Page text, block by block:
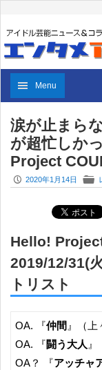
Menu
涙が止まら
が超忙しか
Project
P 2020年1月14日 F
Hello!
2019/12/31(
トリスト
OA. 『仲間 』（上
OA. 『闘う大人 』
OA？ 『アッチャ